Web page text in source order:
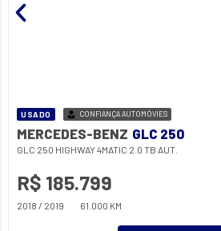
USADO CONFIANÇA AUTOMÓVIES
MERCEDES-BENZ GLC 250
GLC 250 HIGHWAY 4MATIC 2.0 TB AUT.
R$ 185.799
2018 / 2019 61.000 KM